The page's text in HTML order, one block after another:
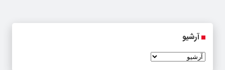
آرشیو